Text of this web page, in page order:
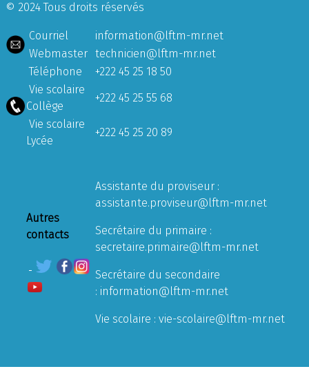
© 2024 Tous droits réservés
Courriel
information@lftm-mr.net
Webmaster technicien@lftm-mr.net
Téléphone
+222 45 25 18 50
Vie scolaire
Collège
+222 45 25 55 68
Vie scolaire
Lycée
+222 45 25 20 89
Autres
contacts
Assistante du proviseur :
assistante.proviseur@lftm-mr.net
Secrétaire du primaire :
secretaire.primaire@lftm-mr.net
Secrétaire du secondaire
: information@lftm-mr.net
Vie scolaire : vie-scolaire@lftm-mr.net